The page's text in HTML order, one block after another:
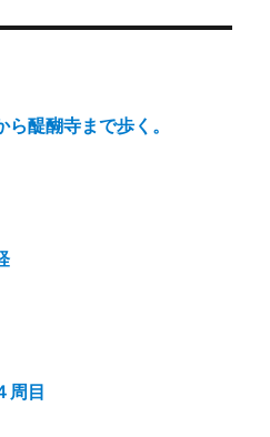
ら醍醐寺まで歩く。
周目